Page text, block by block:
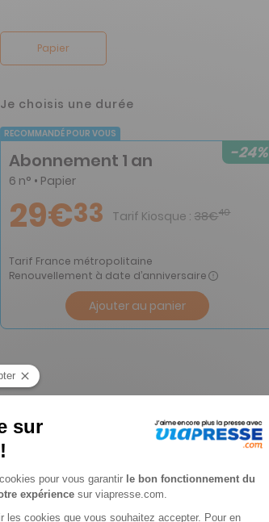
Papier
Je choisis une durée
RECOMMANDÉ POUR VOUS
-24%
Abonnement 1 an
6 n° • Papier
29€33 Tarif Kiosque : 38€40
Tarif France métropolitaine
Renouvellement à date d’anniversaire
Ajouter au panier